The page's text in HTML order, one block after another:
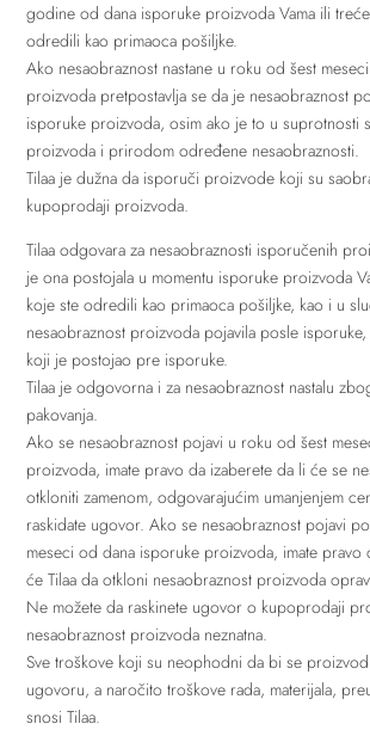
godine od dana isporuke proizvoda Vama ili
odredili kao primaoca pošiljke.
Ako nesaobraznost nastane u roku od šest
proizvoda pretpostavlja se da je nesaobraznost
isporuke proizvoda, osim ako je to u suprotnosti
proizvoda i prirodom određene nesaobraznosti.
Tilaa je dužna da isporuči proizvode koji su
kupoprodaji proizvoda.
Tilaa odgovara za nesaobraznosti isporučenih
je ona postojala u momentu isporuke proizvoda
koje ste odredili kao primaoca pošiljke, kao i u
nesaobraznost proizvoda pojavila posle
koji je postojao pre isporuke.
Tilaa je odgovorna i za nesaobraznost nastalu
pakovanja.
Ako se nesaobraznost pojavi u roku od šest
proizvoda, imate pravo da izaberete da li će se
otkloniti zamenom, odgovarajućim umanjenjem
raskidate ugovor. Ako se nesaobraznost pojavi
meseci od dana isporuke proizvoda, imate pravo
će Tilaa da otkloni nesaobraznost proizvoda
Ne možete da raskinete ugovor o kupoprodaji
nesaobraznost proizvoda neznatna.
Sve troškove koji su neophodni da bi se
ugovoru, a naročito troškove rada, materijala,
snosi Tilaa.